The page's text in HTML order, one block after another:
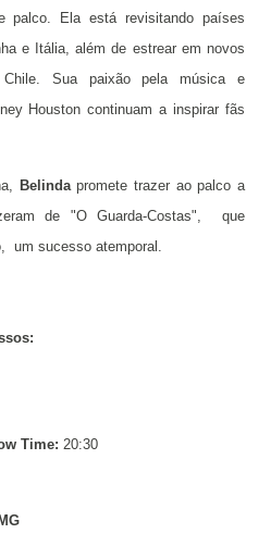
palco. Ela está revisitando países
e Itália, além de estrear em novos
Sua paixão pela música e
Houston continuam a inspirar fãs
Belindapromete trazer ao palco a
de "O Guarda-Costas", que
um sucesso atemporal.
Time: 20:30